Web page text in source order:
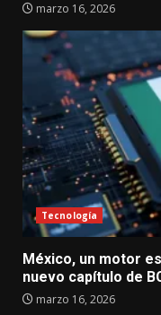
marzo 16, 2026
Tecnología
México, un motor
nuevo capítulo de
marzo 16, 2026